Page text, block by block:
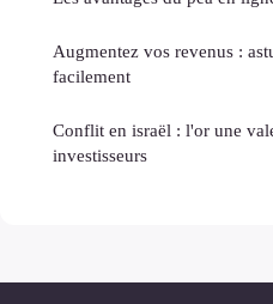
Augmentez vos revenus :
facilement
Conflit en israël : l'or une
investisseurs